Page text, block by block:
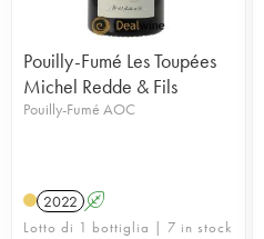
Pouilly-Fumé Les Toupées
Michel Redde & Fils
Pouilly-Fumé AOC
2022 A
Lotto di 1 bottiglia | 7 in stock